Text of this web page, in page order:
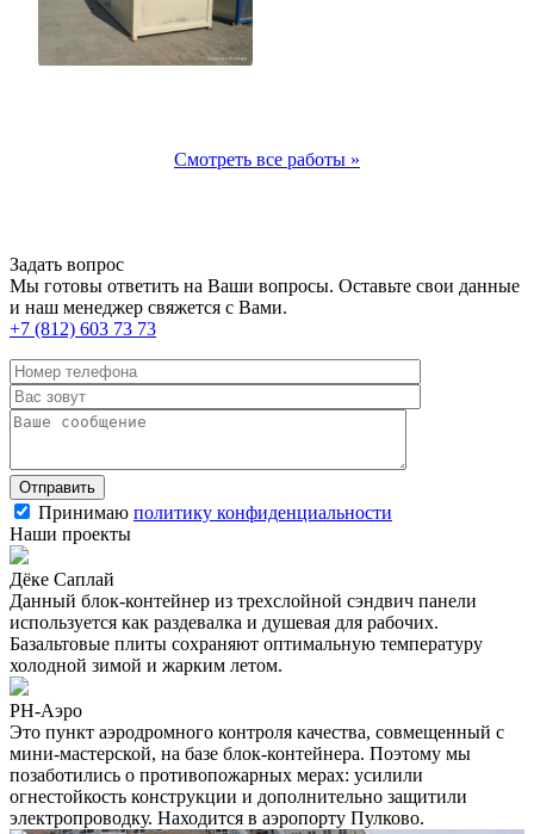
Смотреть все работы »
Задать вопрос
Мы готовы ответить на Ваши вопросы. Оставьте свои данные
и наш менеджер свяжется с Вами.
+7 (812) 603 73 73
Принимаю политику конфиденциальности
Наши проекты
Дёке Саплай
Данный блок-контейнер из трехслойной сэндвич панели
используется как раздевалка и душевая для рабочих.
Базальтовые плиты сохраняют оптимальную температуру
холодной зимой и жарким летом.
РН-Аэро
Это пункт аэродромного контроля качества, совмещенный с
мини-мастерской, на базе блок-контейнера. Поэтому мы
позаботились о противопожарных мерах: усилили
огнестойкость конструкции и дополнительно защитили
электропроводку. Находится в аэропорту Пулково.